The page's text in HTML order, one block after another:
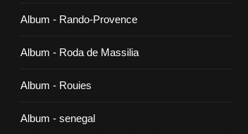
Album - Rando-Provence
Album - Roda de Massilia
Album - Rouies
Album - senegal